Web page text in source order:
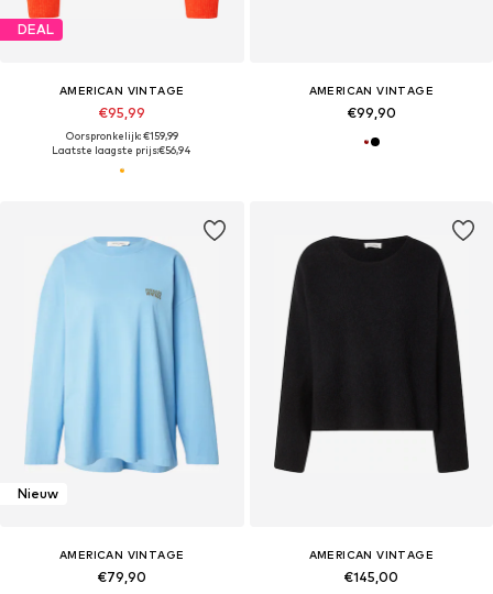
DEAL
AMERICAN VINTAGE
€95,99
Oorspronkelijk: €159,99
Laatste laagste prijs:€56,94
AMERICAN VINTAGE
€99,90
Nieuw
AMERICAN VINTAGE
€79,90
AMERICAN VINTAGE
€145,00